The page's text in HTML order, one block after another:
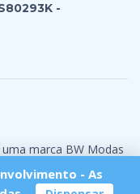
-
marca BW Modas
- As